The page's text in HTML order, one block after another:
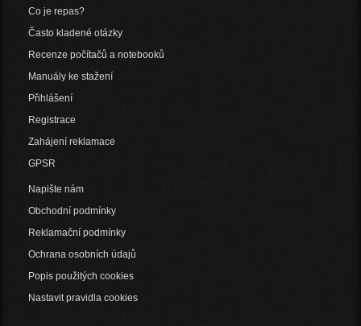
Co je repas?
Často kladené otázky
Recenze počítačů a notebooků
Manuály ke stažení
Přihlášení
Registrace
Zahájení reklamace
GPSR
Napište nám
Obchodní podmínky
Reklamační podmínky
Ochrana osobních údajů
Popis použitých cookies
Nastavit pravidla cookies